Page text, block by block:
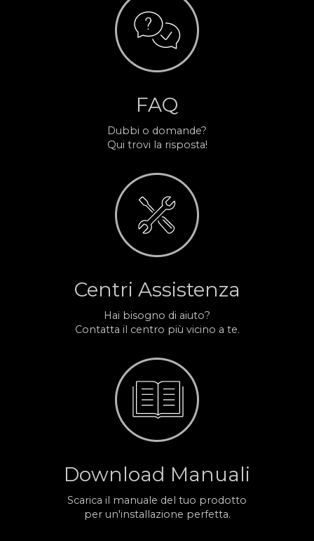
FAQ
Dubbi o domande?
Qui trovi la risposta!
Centri Assistenza
Hai bisogno di aiuto?
Contatta il centro più vicino a te.
Download Manuali
Scarica il manuale del tuo prodotto
per un'installazione perfetta.